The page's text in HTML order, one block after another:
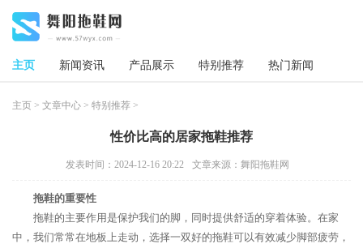
主页 新闻资讯 产品展示 特别推荐 热门新闻
主页 > 文章中心 > 特别推荐 >
性价比高的居家拖鞋推荐
发表时间：2024-12-16 20:22 文章来源：舞阳拖鞋网
拖鞋的重要性
拖鞋的主要作用是保护我们的脚，同时提供舒适的穿着体验。在家
中，我们常常在地板上走动，选择一双好的拖鞋可以有效减少脚部疲劳，